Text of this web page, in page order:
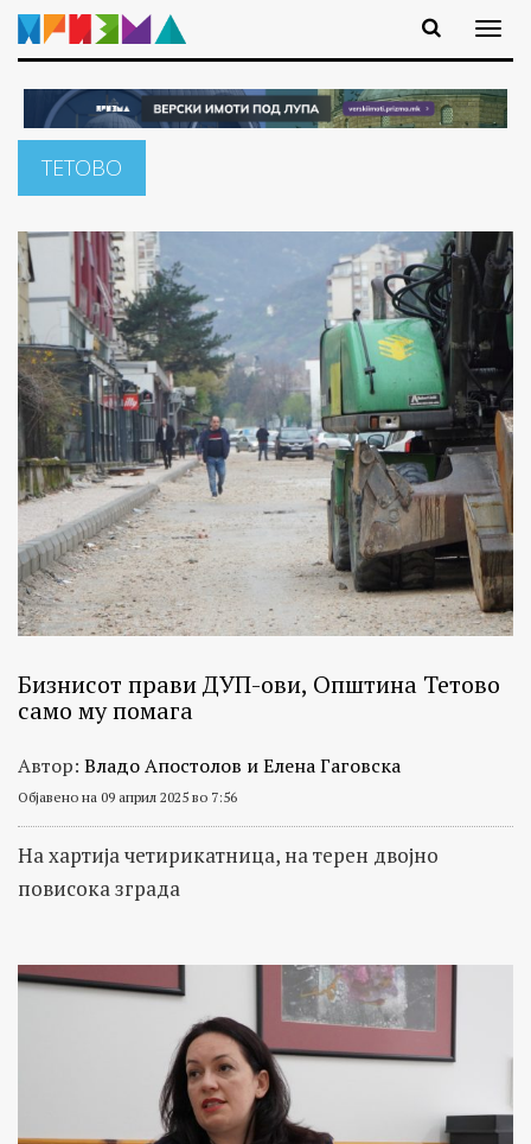
ТЕТОВО
Бизнисот прави ДУП-ови, Општина Тетово
само му помага
Автор: Владо Апостолов и Елена Гаговска
Објавено на 09 април 2025 во 7:56
На хартија четирикатница, на терен двојно
повисока зграда